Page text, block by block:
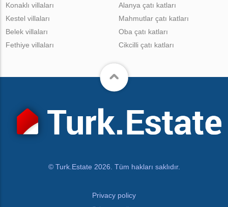
Konaklı villaları
Kestel villaları
Belek villaları
Fethiye villaları
Alanya çatı katları
Mahmutlar çatı katları
Oba çatı katları
Cikcilli çatı katları
© Turk.Estate 2026. Tüm hakları saklıdır.
Privacy policy